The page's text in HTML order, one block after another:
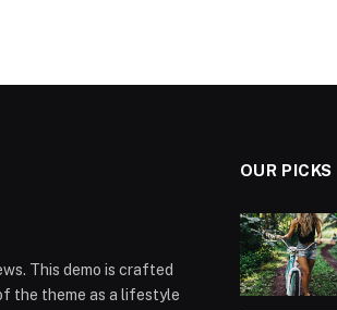
This demo is crafted
the theme as a lifestyle
OUR PICKS